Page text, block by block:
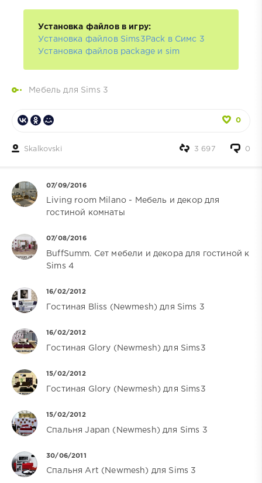
Установка файлов в игру:
Установка файлов Sims3Pack в Симс 3
Установка файлов package и sim
Мебель для Sims 3
0
Skalkovski 0
3 697
07/09/2016
Living room Milano - Мебель и декор для
гостиной комнаты
07/08/2016
BuffSumm. Сет мебели и декора для гостиной к
Sims 4
16/02/2012
Гостиная Bliss (Newmesh) для Sims 3
16/02/2012
Гостиная Glory (Newmesh) для Sims3
15/02/2012
Гостиная Glory (Newmesh) для Sims3
15/02/2012
Спальня Japan (Newmesh) для Sims 3
30/06/2011
Спальня Art (Newmesh) для Sims 3